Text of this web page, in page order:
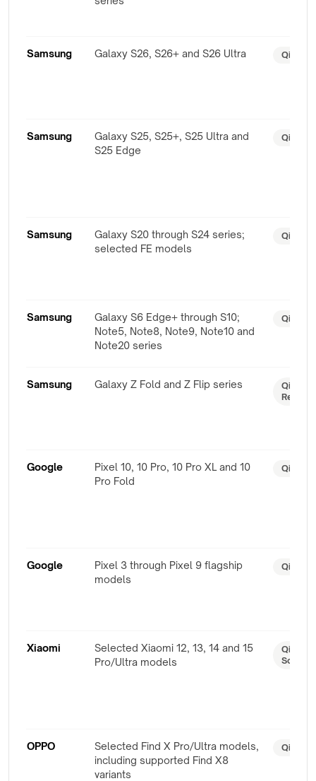
Samsung Galaxy S26, S26+ and S26 Ultra Qi2
Samsung
Galaxy S25, S25+, S25 Ultra and
S25 Edge
Qi2
Samsung
Galaxy S20 through S24 series;
selected FE models
Qi
Samsung
Galaxy S6 Edge+ through S10;
Note5, Note8, Note9, Note10 and
Note20 series
Qi
Samsung Galaxy Z Fold and Z Flip series
Qi /
Ready
Google
Pixel 10, 10 Pro, 10 Pro XL and 10
Pro Fold
Qi2 /
Google
Pixel 3 through Pixel 9 flagship
models
Qi
Xiaomi
Selected Xiaomi 12, 13, 14 and 15
Pro/Ultra models
Qi /
OPPO
Selected Find X Pro/Ultra models,
including supported Find X8
variants
Qi /